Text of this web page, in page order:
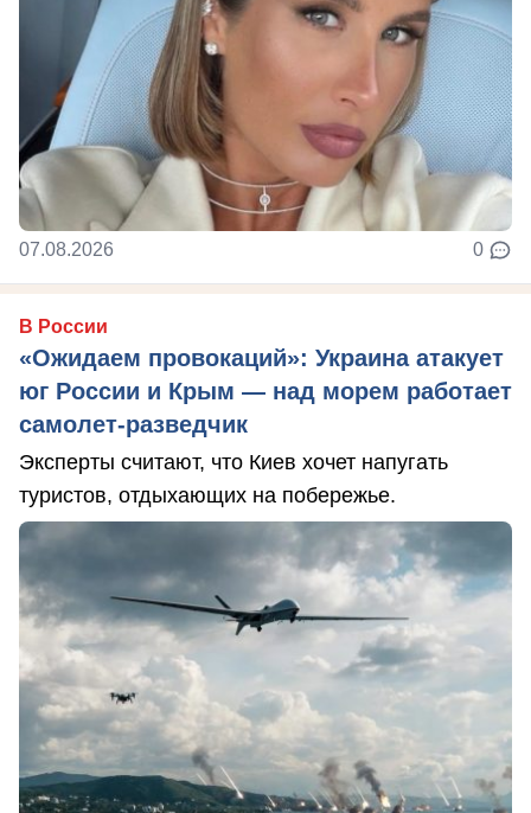
07.08.2026 0
В России
«Ожидаем провокаций»: Украина атакует
юг России и Крым — над морем работает
самолет-разведчик
Эксперты считают, что Киев хочет напугать
туристов, отдыхающих на побережье.